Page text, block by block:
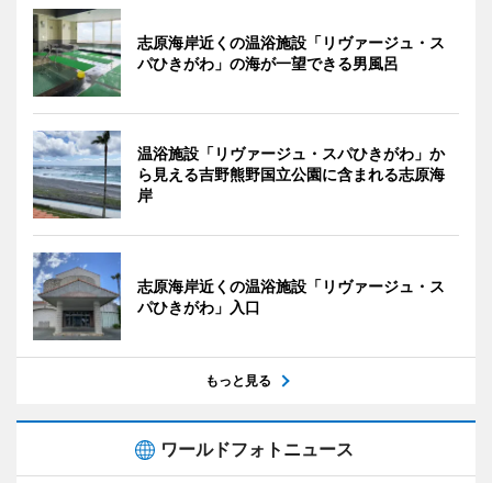
志原海岸近くの温浴施設「リヴァージュ・ス
パひきがわ」の海が一望できる男風呂
温浴施設「リヴァージュ・スパひきがわ」か
ら見える吉野熊野国立公園に含まれる志原海
岸
志原海岸近くの温浴施設「リヴァージュ・ス
パひきがわ」入口
もっと見る
ワールドフォトニュース